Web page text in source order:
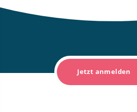
Jetzt anmelden